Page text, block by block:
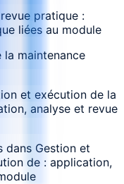
pratique :
liées au module
maintenance
et exécution de la
analyse et revue
dans Gestion et
de : application,